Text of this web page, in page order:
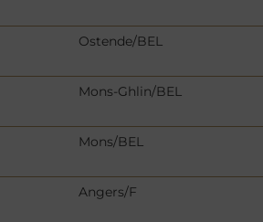
Ostende/BEL
Mons-Ghlin/BEL
Mons/BEL
Angers/F